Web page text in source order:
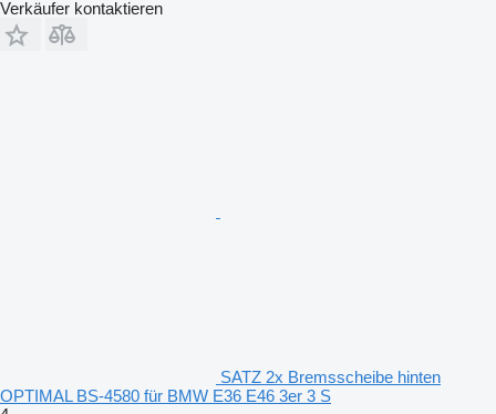
Verkäufer kontaktieren
SATZ 2x Bremsscheibe hinten
OPTIMAL BS-4580 für BMW E36 E46 3er 3 S